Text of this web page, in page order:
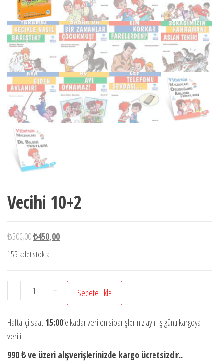
Vecihi 10+2
₺500,00Orijinal
fiyat:
₺450,00Şu
155 adet stokta
-
Vecihi
10+2
+ Sepete Ekle
Hafta içi saat 15:00’e kadar verilen siparişleriniz aynı iş günü kargoya
verilir.
990 ₺ ve üzeri alışverişlerinizde kargo ücretsizdir..